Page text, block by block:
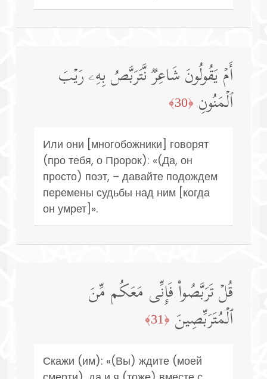
أَمۡ یَقُولُونَ شَاعِرࣱ نَّتَرَبَّصُ بِهِۦ رَیۡبَ
ٱلۡمَنُونِ ﴿30﴾
Или они [многобожники] говорят
(про тебя, о Пророк): «(Да, он
просто) поэт, – давайте подождем
перемены судьбы над ним [когда
он умрет]».
قُلۡ تَرَبَّصُوا۟ فَإِنِّی مَعَكُم مِّنَ
ٱلۡمُتَرَبِّصِینَ ﴿31﴾
Скажи (им): «(Вы) ждите (моей